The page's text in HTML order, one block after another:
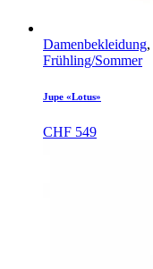
Damenbekleidung,
Frühling/Sommer
Jupe «Lotus»
CHF 549